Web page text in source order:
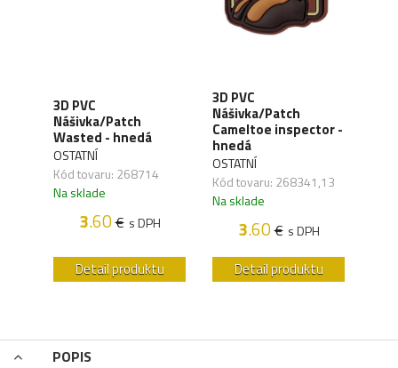
3D PVC
Nášivka/Patch
Wasted - hnedá
OSTATNÍ
Kód tovaru: 268714
Na sklade
3.60€ s DPH
Detail produktu
3D PVC
Nášivka/Patch
Cameltoe inspector -
hnedá
OSTATNÍ
Kód tovaru: 268341,13
Na sklade
3.60€ s DPH
Detail produktu
POPIS